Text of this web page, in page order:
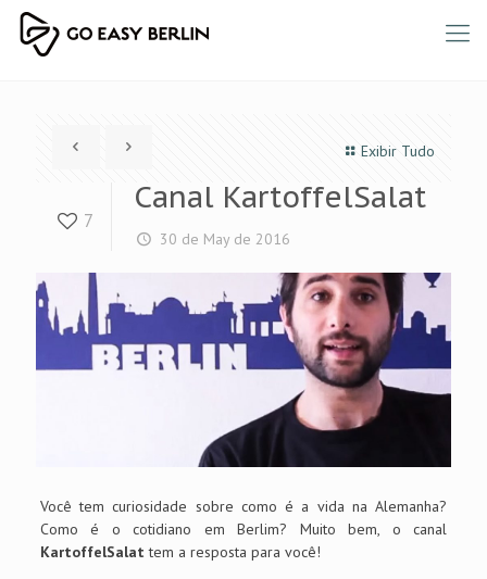
Exibir Tudo
7
Canal KartoffelSalat
30 de May de 2016
Você tem curiosidade sobre como é a vida na Alemanha?
Como é o cotidiano em Berlim? Muito bem, o canal
KartoffelSalat tem a resposta para você!